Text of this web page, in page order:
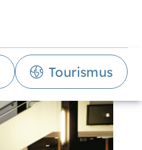
Tourismus